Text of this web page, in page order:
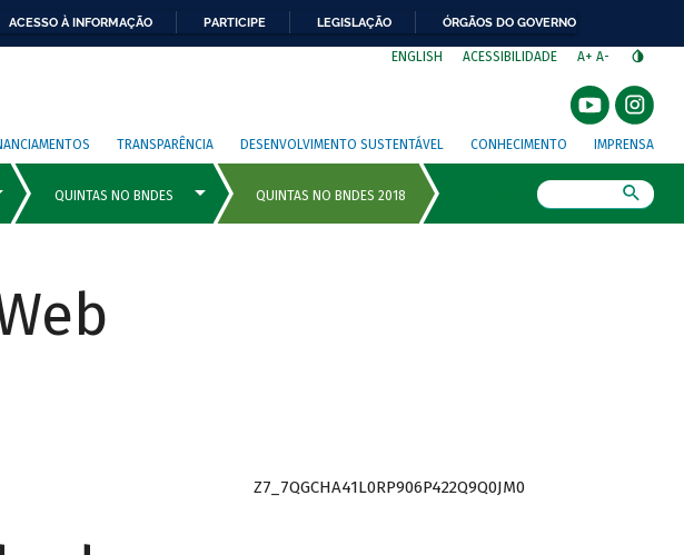
ACESSO À INFORMAÇÃO PARTICIPE LEGISLAÇÃO ÓRGÃOS DO GOVERNO
ENGLISH ACESSIBILIDADE A+ A-
TRANSPARÊNCIA DESENVOLVIMENTO SUSTENTÁVEL CONHECIMENTO IMPRENSA
Z7_7QGCHA41L0RP906P422Q9Q0JM0